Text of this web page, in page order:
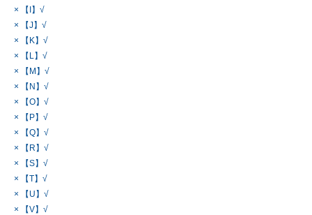
× 【I】√
× 【J】√
× 【K】√
× 【L】√
× 【M】√
× 【N】√
× 【O】√
× 【P】√
× 【Q】√
× 【R】√
× 【S】√
× 【T】√
× 【U】√
× 【V】√